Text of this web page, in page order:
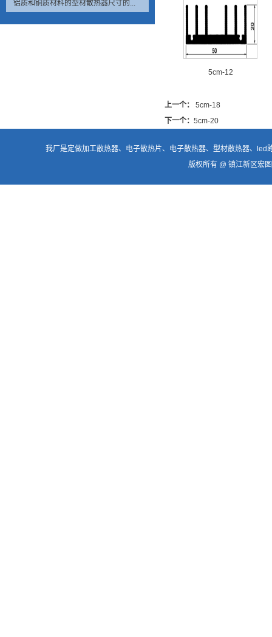
铝质和铜质材料的型材散热器尺寸的...
5cm-12
上一个：
5cm-18
下一个： 5cm-20
我厂是定做加工散热器、电子散热片、 电子散热器、型材散热器、
led
版权所有 @ 镇江新区宏